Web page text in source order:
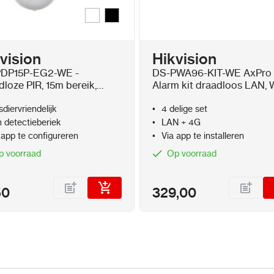
Kleur
EG2-WE -
PIR, 15m bereik,
detectieberiek
te configureren
voorraad
Hikvision
DS-PWA96-KIT-WE AxPro
Alarm kit draadloos LAN,
4 delige set
LAN + 4G
Via app te installeren
Op voorraad
329,00